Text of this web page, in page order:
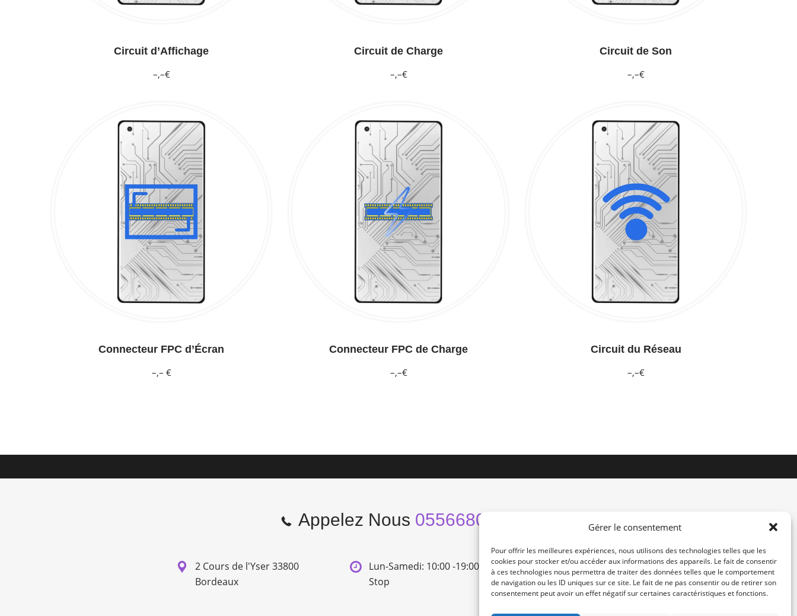
Gérer le consentement
Pour offrir les meilleures expériences, nous utilisons des technologies telles que les
cookies pour stocker et/ou accéder aux informations des appareils. Le fait de consentir
à ces technologies nous permettra de traiter des données telles que le comportement
de navigation ou les ID uniques sur ce site. Le fait de ne pas consentir ou de retirer son
consentement peut avoir un effet négatif sur certaines caractéristiques et fonctions.
Circuit d’Affichage
–,–€
Circuit de Charge
–,–€
Circuit de Son
–,–€
Connecteur FPC d’Écran
–,– €
Connecteur FPC de Charge
–,–€
Circuit du Réseau
–,–€
Appelez Nous 0556680966
2 Cours de l'Yser 33800
Bordeaux
Lun-Samedi: 10:00 -19:00 Non
Stop
contact@re-konekt.fr
/
/